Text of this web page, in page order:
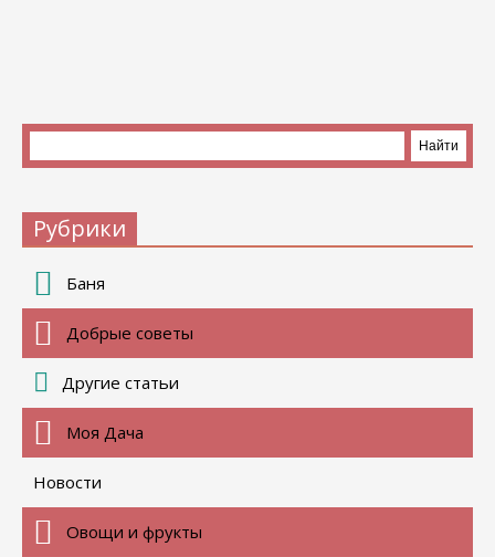
Рубрики
Баня
Добрые советы
Другие статьи
Моя Дача
Новости
Овощи и фрукты